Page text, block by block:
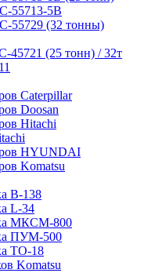
55713-5В
55729 (32 тонны)
45721 (25 тонн) / 32т
Caterpillar
Doosan
Hitachi
HYUNDAI
Komatsu
B-138
L-34
МКСМ-800
ПУМ-500
ТО-18
Komatsu